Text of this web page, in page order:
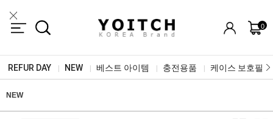
0
REFUR DAY NEW 베스트 아이템 충전용품 케이스 보호필름
NEW